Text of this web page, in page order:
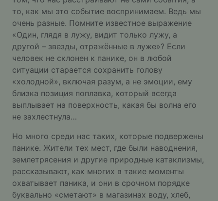
то, как мы это событие воспринимаем. Ведь мы
очень разные. Помните известное выражение
«Один, глядя в лужу, видит только лужу, а
другой – звезды, отражённые в луже»? Если
человек не склонен к панике, он в любой
ситуации старается сохранить голову
«холодной», включая разум, а не эмоции, ему
близка позиция поплавка, который всегда
выплывает на поверхность, какая бы волна его
не захлестнула…
Но много среди нас таких, которые подвержены
панике. Жители тех мест, где были наводнения,
землетрясения и другие природные катаклизмы,
рассказывают, как многих в такие моменты
охватывает паника, и они в срочном порядке
буквально «сметают» в магазинах воду, хлеб,